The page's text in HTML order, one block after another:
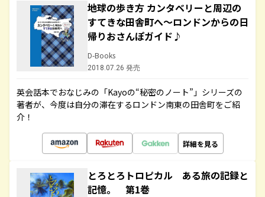
地球の歩き方 カンタベリーと周辺の
すてきな田舎町へ～ロンドンからの日
帰りおさんぽガイド♪
D-Books
2018.07.26 発売
英会話本でおなじみの「Kayoの“秘密のノート”」シリーズの
著者が、今度は自分の滞在するロンドン南東の田舎町をご紹
介！
詳細を見る
とろとろトロピカル ある旅の記録と
記憶。 第1巻